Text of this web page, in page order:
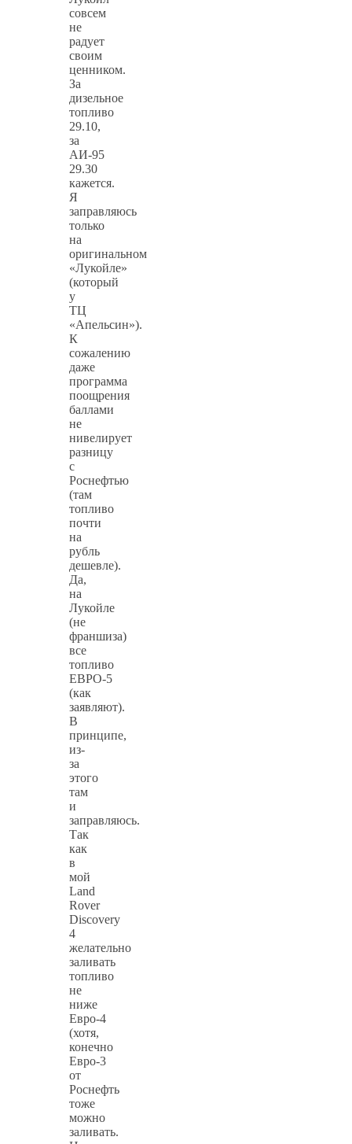
совсем
не
радует
своим
ценником.
За
дизельное
топливо
29.10,
за
АИ-95
29.30
кажется.
Я
заправляюсь
только
на
оригинальном
«Лукойле»
(который
у
ТЦ
«Апельсин»).
К
сожалению
даже
программа
поощрения
баллами
не
нивелирует
разницу
с
Роснефтью
(там
топливо
почти
на
рубль
дешевле).
Да,
на
Лукойле
(не
франшиза)
все
топливо
ЕВРО-5
(как
заявляют).
В
принципе,
из-
за
этого
там
и
заправляюсь.
Так
как
в
мой
Land
Rover
Discovery
4
желательно
заливать
топливо
не
ниже
Евро-4
(хотя,
конечно
Евро-3
от
Роснефть
тоже
можно
заливать.